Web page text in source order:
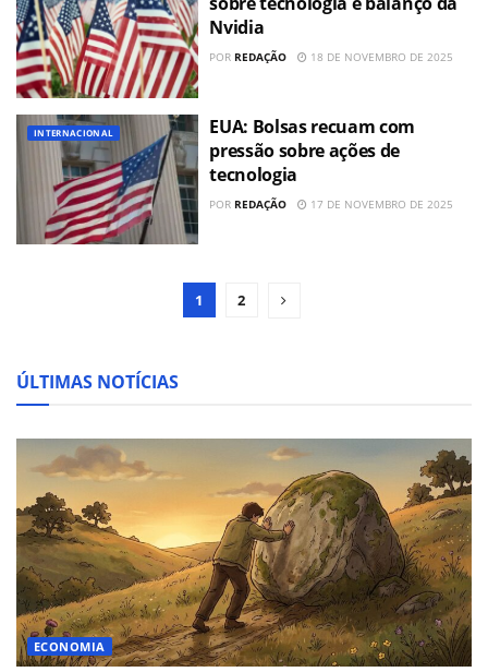
Nvidia
POR REDAÇÃO 18 DE NOVEMBRO DE 2025
INTERNACIONAL
EUA: Bolsas recuam com
pressão sobre ações de
tecnologia
POR REDAÇÃO 17 DE NOVEMBRO DE 2025
1 2
ÚLTIMAS NOTÍCIAS
ECONOMIA